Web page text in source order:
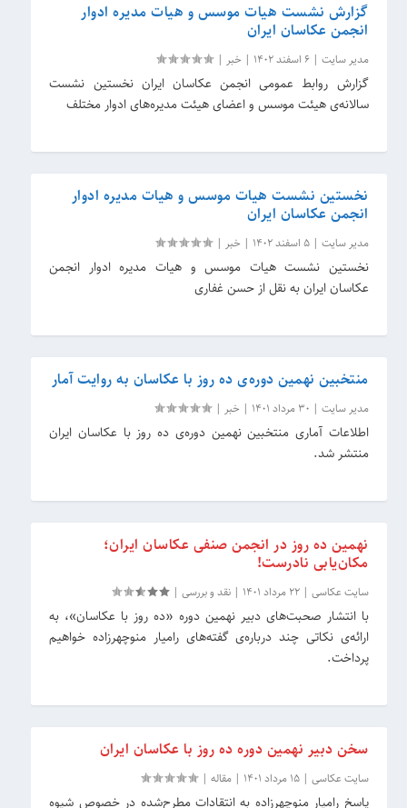
گزارش نشست هیات موسس و هیات مدیره ادوار
انجمن عکاسان ایران
مدیر سایت |6 اسفند 1402 | خبر |
گزارش روابط عمومی انجمن عکاسان ایران نخستین نشست
سالانه‌ی هیئت موسس و اعضای هیئت مدیره‌های ادوار مختلف
نخستین نشست هیات موسس و هیات مدیره ادوار
انجمن عکاسان ایران
مدیر سایت |5 اسفند 1402 | خبر |
نخستین نشست هیات موسس و هیات مدیره‌ ادوار انجمن
عکاسان ایران به نقل از حسن غفاری
منتخبین نهمین دوره‌ی ده روز با عکاسان به روایت آمار
مدیر سایت | 30 مرداد 1401 | خبر |
اطلاعات آماری منتخبین نهمین دوره‌ی ده روز با عکاسان ایران
منتشر شد.
نهمین ده روز در انجمن صنفی عکاسان ایران؛
مکان‌یابی نادرست!
سایت عکاسی |22 مرداد 1401 |نقد و بررسی |
با انتشار صحبت‌های دبیر نهمین دوره «ده روز با عکاسان»، به
ارائه‌ی نکاتی چند درباره‌ی گفته‌های رامیار منوچهرزاده خواهیم
پرداخت.
سخن دبیر نهمین دوره ده روز با عکاسان ایران
سایت عکاسی |15 مرداد 1401 |مقاله |
پاسخ رامیار منوچهرزاده به انتقادات مطرح‌شده در خصوص شیوه